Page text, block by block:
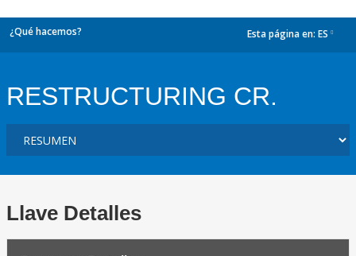
¿Qué hacemos? Esta página en: ES
RESTRUCTURING CR.
Llave Detalles